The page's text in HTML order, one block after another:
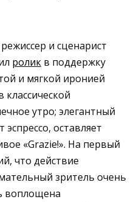
и сценарист
ролик в поддержку
и мягкой иронией
классической
утро; элегантный
оставляет
«Grazie!». На первый
что действие
зритель очень
воплощена